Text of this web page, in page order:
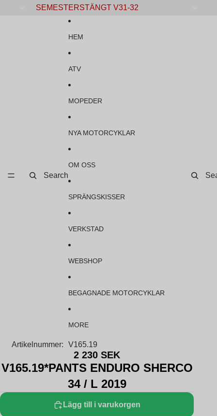
SEMESTERSTÄNGT V31-32
Search
HEM
ATV
MOPEDER
NYA MOTORCYKLAR
OM OSS
SPRÄNGSKISSER
VERKSTAD
WEBSHOP
BEGAGNADE MOTORCYKLAR
MORE
Artikelnummer: V165.19
2 230 SEK
V165.19*PANTS ENDURO SHERCO
34 / L 2019
Lägg till i varukorgen